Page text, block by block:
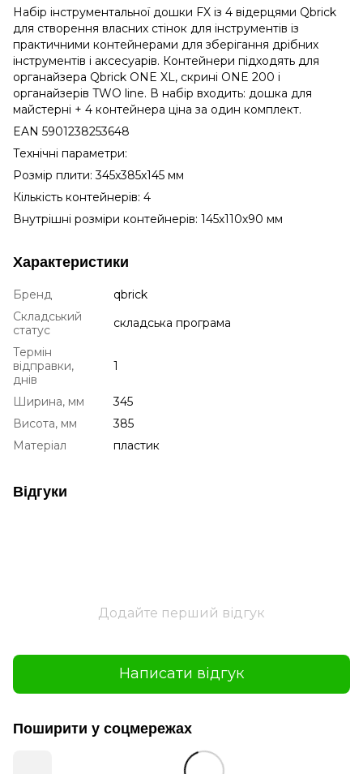
Набір інструментальної дошки FX із 4 відерцями Qbrick
для створення власних стінок для інструментів із
практичними контейнерами для зберігання дрібних
інструментів і аксесуарів. Контейнери підходять для
органайзера Qbrick ONE XL, скрині ONE 200 і
органайзерів TWO line. В набір входить: дошка для
майстерні + 4 контейнера ціна за один комплект.
EAN 5901238253648
Технічні параметри:
Розмір плити: 345x385x145 мм
Кількість контейнерів: 4
Внутрішні розміри контейнерів: 145х110х90 мм
Характеристики
Бренд
qbrick
Складський
статус
складська програма
Термін
відправки,
днів
1
Ширина, мм
345
Висота, мм
385
Матеріал
пластик
Відгуки
Додайте перший відгук
Написати відгук
Поширити у соцмережах